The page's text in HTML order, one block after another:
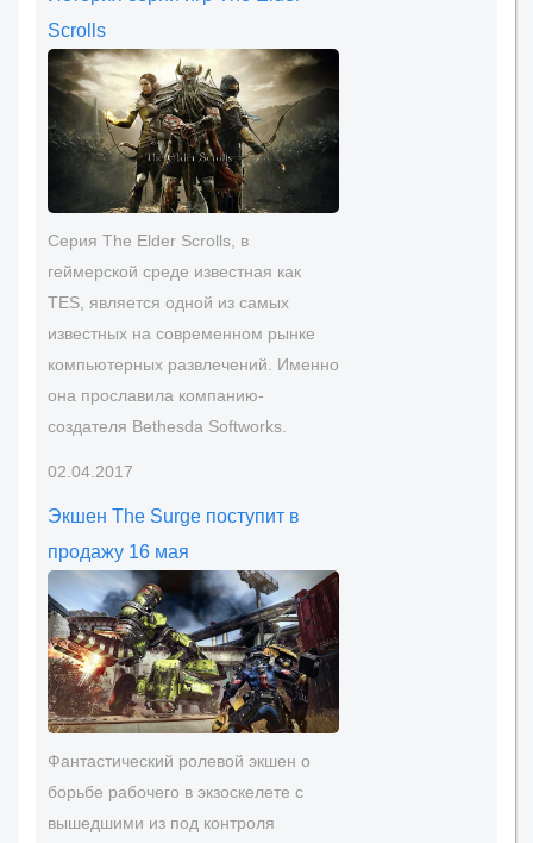
Scrolls
Серия The Elder Scrolls, в
геймерской среде известная как
TES, является одной из самых
известных на современном рынке
компьютерных развлечений. Именно
она прославила компанию-
создателя Bethesda Softworks.
02.04.2017
Экшен The Surge поступит в
продажу 16 мая
Фантастический ролевой экшен о
борьбе рабочего в экзоскелете с
вышедшими из под контроля